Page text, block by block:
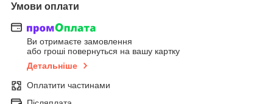
Умови оплати
Ви отримаєте замовлення
або гроші повернуться на вашу картку
Детальніше
Оплатити частинами